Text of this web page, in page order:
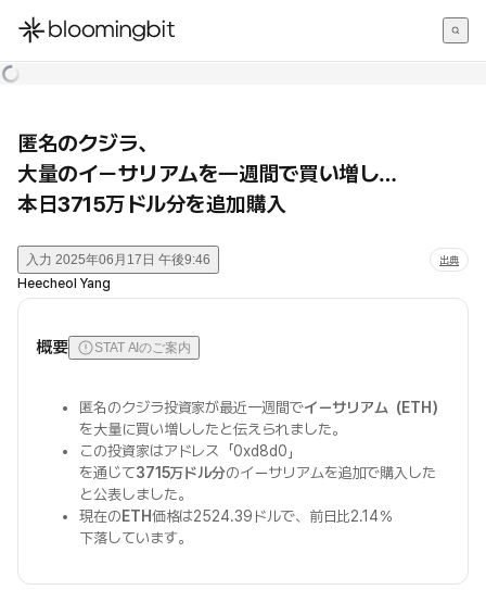
한국어
匿名のクジラ、
大量のイーサリアムを一週間で買い増し…
本日3715万ドル分を追加購入
入力 2025年06月17日 午後9:46 出典
Heecheol Yang
概要 STAT AIのご案内
匿名のクジラ投資家が最近一週間でイーサリアム（ETH）
を大量に買い増ししたと伝えられました。
この投資家はアドレス「0xd8d0」
を通じて3715万ドル分のイーサリアムを追加で購入した
と公表しました。
現在のETH価格は2524.39ドルで、前日比2.14％
下落しています。